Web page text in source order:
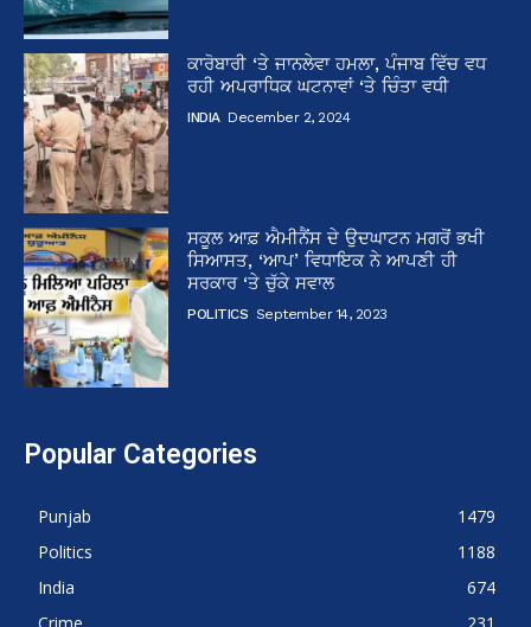
ਕਾਰੋਬਾਰੀ ‘ਤੇ ਜਾਨਲੇਵਾ ਹਮਲਾ, ਪੰਜਾਬ ਵਿੱਚ ਵਧ
ਰਹੀ ਅਪਰਾਧਿਕ ਘਟਨਾਵਾਂ ‘ਤੇ ਚਿੰਤਾ ਵਧੀ
INDIA December 2, 2024
ਸਕੂਲ ਆਫ਼ ਐਮੀਨੈਂਸ ਦੇ ਉਦਘਾਟਨ ਮਗਰੋਂ ਭਖੀ
ਸਿਆਸਤ, ‘ਆਪ’ ਵਿਧਾਇਕ ਨੇ ਆਪਣੀ ਹੀ
ਸਰਕਾਰ ‘ਤੇ ਚੁੱਕੇ ਸਵਾਲ
POLITICS September 14, 2023
Popular Categories
Punjab
1479
Politics
1188
India
674
Crime
231